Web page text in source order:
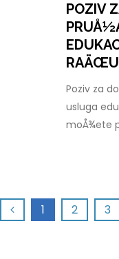
POZIV
Poziv za
usluga
moÅ¾ete
1 2 3